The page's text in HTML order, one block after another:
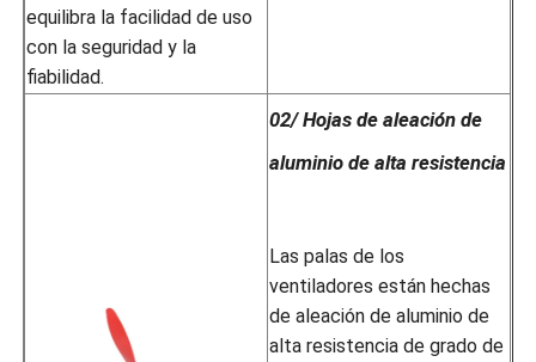
equilibra la facilidad de uso
con la seguridad y la
fiabilidad.
02/ Hojas de aleación de
aluminio de alta resistencia
Las palas de los
ventiladores están hechas
de aleación de aluminio de
alta resistencia de grado de